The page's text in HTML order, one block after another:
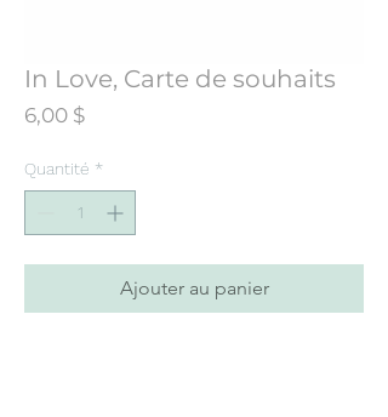
In Love, Carte de souhaits
6,00 $Prix
Quantité *
Ajouter au panier